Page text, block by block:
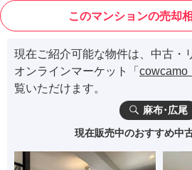
このマンションの売却
現在ご紹介可能な物件は、中古・
オンラインマーケット「 cowcamo
覧いただけます。
麻布･広尾
現在販売中のおすすめ中